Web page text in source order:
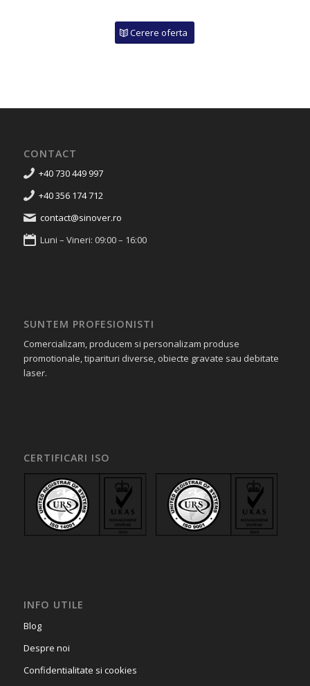
Cerere oferta
CONTACT
+40 730 449 997
+40 356 174 712
contact@sinover.ro
Luni – Vineri: 09:00 – 16:00
SUNTEM PROFESIONISTI
Comercializam, producem si personalizam produse
promotionale, tiparituri diverse, obiecte gravate sau debitate
laser.
CERTIFICARI ISO
INFO UTILE
Blog
Despre noi
Confidentialitate si cookies